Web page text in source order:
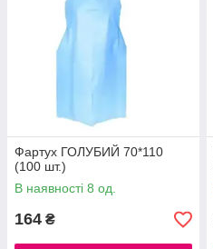
Фартух ГОЛУБИЙ 70*110
(100 шт.)
В наявності 8 од.
164 ₴